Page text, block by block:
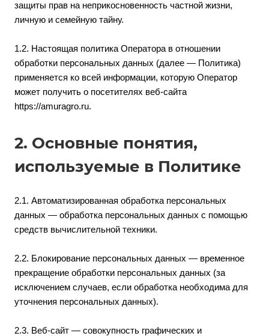
защиты прав на неприкосновенность частной жизни,
личную и семейную тайну.
1.2. Настоящая политика Оператора в отношении
обработки персональных данных (далее — Политика)
применяется ко всей информации, которую Оператор
может получить о посетителях веб-сайта
https://amuragro.ru.
2. Основные понятия,
используемые в Политике
2.1. Автоматизированная обработка персональных
данных — обработка персональных данных с помощью
средств вычислительной техники.
2.2. Блокирование персональных данных — временное
прекращение обработки персональных данных (за
исключением случаев, если обработка необходима для
уточнения персональных данных).
2.3. Веб-сайт — совокупность графических и